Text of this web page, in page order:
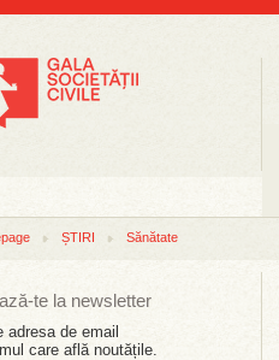
ȘTIRI Sănătate
te la newsletter
adresa de email
care află noutățile.